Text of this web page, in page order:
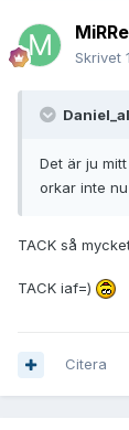
MiRRe
Skrivet
Det är ju
orkar inte
TACK så
TACK iaf=)
Citera